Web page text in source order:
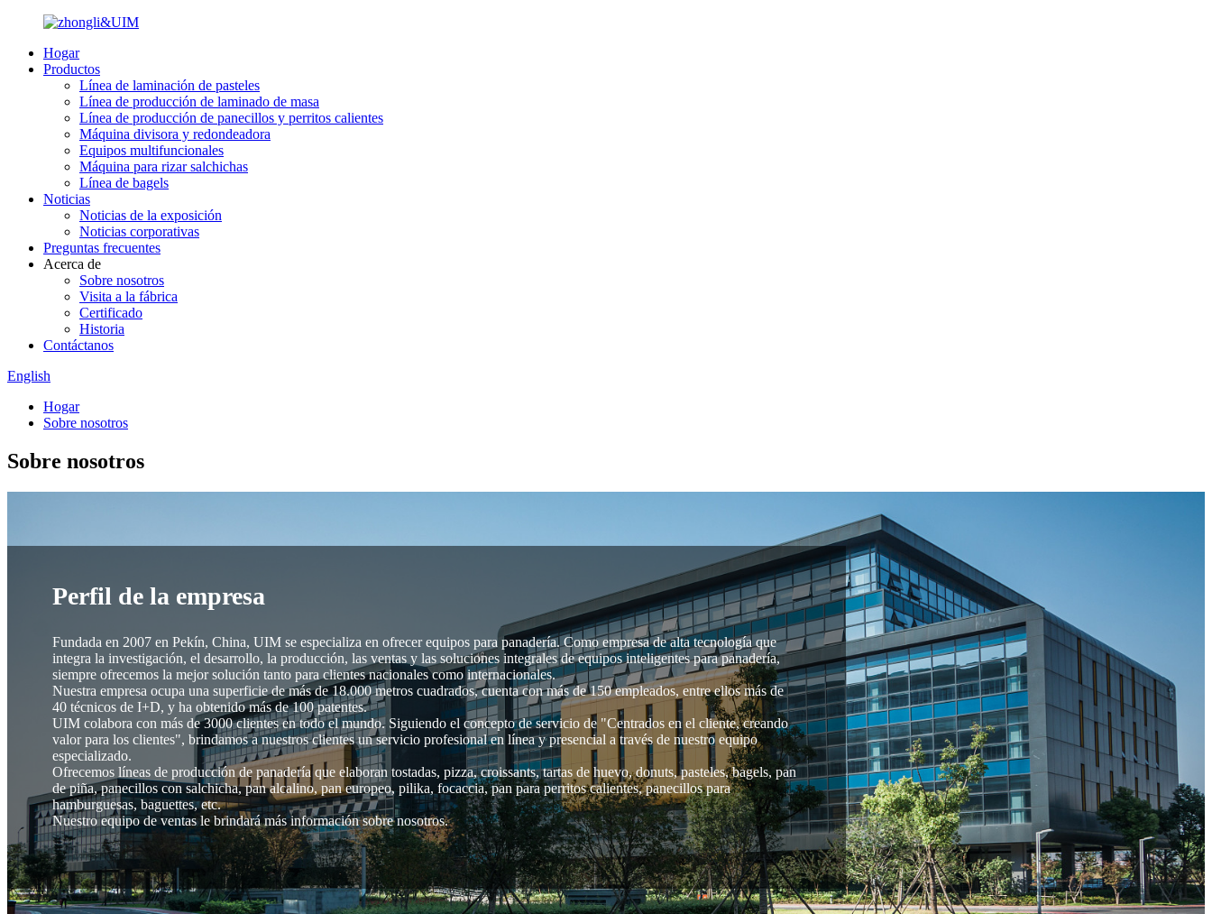
Hogar
Productos
Línea de laminación de pasteles
Línea de producción de laminado de masa
Línea de producción de panecillos y perritos calientes
Máquina divisora ​​y redondeadora
Equipos multifuncionales
Máquina para rizar salchichas
Línea de bagels
Noticias
Noticias de la exposición
Noticias corporativas
Preguntas frecuentes
Acerca de
Sobre nosotros
Visita a la fábrica
Certificado
Historia
Contáctanos
English
Hogar
Sobre nosotros
Sobre nosotros
Perfil de la empresa
Fundada en 2007 en Pekín, China, UIM se especializa en ofrecer equipos para panadería. Como empresa de alta tecnología que
integra la investigación, el desarrollo, la producción, las ventas y las soluciones integrales de equipos inteligentes para panadería,
siempre ofrecemos la mejor solución tanto para clientes nacionales como internacionales.
Nuestra empresa ocupa una superficie de más de 18.000 metros cuadrados, cuenta con más de 150 empleados, entre ellos más de
40 técnicos de I+D, y ha obtenido más de 100 patentes.
UIM colabora con más de 3000 clientes en todo el mundo. Siguiendo el concepto de servicio de "Centrados en el cliente, creando
valor para los clientes", brindamos a nuestros clientes un servicio profesional en línea y presencial a través de nuestro equipo
especializado.
Ofrecemos líneas de producción de panadería que elaboran tostadas, pizza, croissants, tartas de huevo, donuts, pasteles, bagels, pan
de piña, panecillos con salchicha, pan alcalino, pan europeo, pilika, focaccia, pan para perritos calientes, panecillos para
hamburguesas, baguettes, etc.
Nuestro equipo de ventas le brindará más información sobre nosotros.